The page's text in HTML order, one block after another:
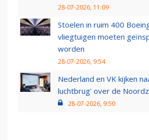
28-07-2026, 11:09
Stoelen in ruim 400
vliegtuigen moeten
worden
28-07-2026, 9:54
Nederland en VK kijken
luchtbrug' over de
28-07-2026, 9:50